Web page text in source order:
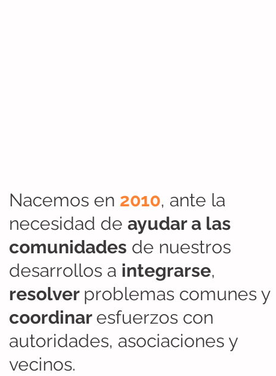
Nacemos en 2010, ante la
necesidad de ayudar a las
comunidades de nuestros
desarrollos a integrarse,
resolver problemas comunes y
coordinar esfuerzos con
autoridades, asociaciones y
vecinos.